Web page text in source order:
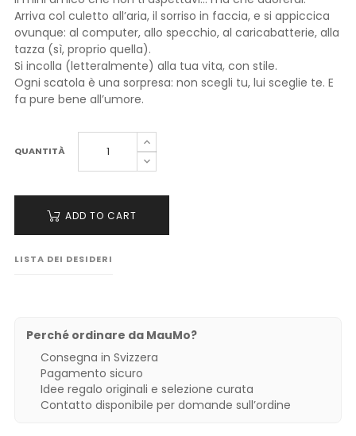
Arriva col culetto all’aria, il sorriso in faccia, e si appiccica
ovunque: al computer, allo specchio, al caricabatterie, alla
tazza (sì, proprio quella).
Si incolla (letteralmente) alla tua vita, con stile.
Ogni scatola è una sorpresa: non scegli tu, lui sceglie te. E
fa pure bene all’umore.
QUANTITÀ
ADD TO CART
LISTA DEI DESIDERI
Perché ordinare da MauMo?
Consegna in Svizzera
Pagamento sicuro
Idee regalo originali e selezione curata
Contatto disponibile per domande sull’ordine